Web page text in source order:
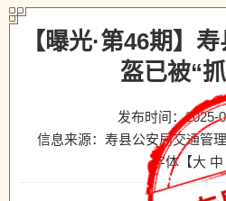
【曝光·第46期】
盔已被“抓
发布时间：2025-
信息来源：寿县公安局交通管
字体【大 中